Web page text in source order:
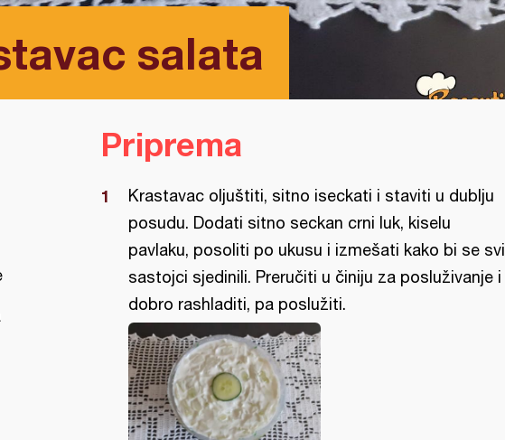
salata
Priprema
Krastavac oljuštiti, sitno iseckati i staviti u dublju
posudu. Dodati sitno seckan crni luk, kiselu
pavlaku, posoliti po ukusu i izmešati kako bi se svi
sastojci sjedinili. Preručiti u činiju za posluživanje i
dobro rashladiti, pa poslužiti.